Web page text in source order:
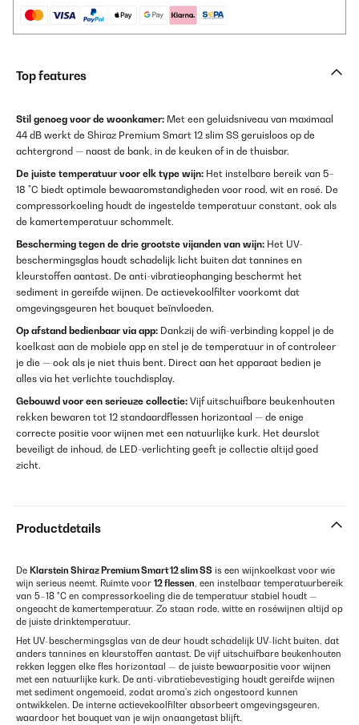
Top features
Stil genoeg voor de woonkamer: Met een geluidsniveau van maximaal
44 dB werkt de Shiraz Premium Smart 12 slim SS geruisloos op de
achtergrond — naast de bank, in de keuken of in de thuisbar.
De juiste temperatuur voor elk type wijn: Het instelbare bereik van 5–
18 °C biedt optimale bewaaromstandigheden voor rood, wit en rosé. De
compressorkoeling houdt de ingestelde temperatuur constant, ook als
de kamertemperatuur schommelt.
Bescherming tegen de drie grootste vijanden van wijn: Het UV-
beschermingsglas houdt schadelijk licht buiten dat tannines en
kleurstoffen aantast. De anti-vibratieophanging beschermt het
sediment in gereifde wijnen. De actievekoolfilter voorkomt dat
omgevingsgeuren het bouquet beïnvloeden.
Op afstand bedienbaar via app: Dankzij de wifi-verbinding koppel je de
koelkast aan de mobiele app en stel je de temperatuur in of controleer
je die — ook als je niet thuis bent. Direct aan het apparaat bedien je
alles via het verlichte touchdisplay.
Gebouwd voor een serieuze collectie: Vijf uitschuifbare beukenhouten
rekken bewaren tot 12 standaardflessen horizontaal — de enige
correcte positie voor wijnen met een natuurlijke kurk. Het deurslot
beveiligt de inhoud, de LED-verlichting geeft je collectie altijd goed
zicht.
Productdetails
De Klarstein Shiraz Premium Smart 12 slim SS is een wijnkoelkast voor wie
wijn serieus neemt. Ruimte voor 12 flessen, een instelbaar temperatuurbereik
van 5–18 °C en compressorkoeling die de temperatuur stabiel houdt —
ongeacht de kamertemperatuur. Zo staan rode, witte en roséwijnen altijd op
de juiste drinktemperatuur.
Het UV-beschermingsglas van de deur houdt schadelijk UV-licht buiten, dat
anders tannines en kleurstoffen aantast. De vijf uitschuifbare beukenhouten
rekken leggen elke fles horizontaal — de juiste bewaarpositie voor wijnen
met een natuurlijke kurk. De anti-vibratiebevestiging houdt gereifde wijnen
met sediment ongemoeid, zodat aroma's zich ongestoord kunnen
ontwikkelen. De interne actievekoolfilter absorbeert omgevingsgeuren,
waardoor het bouquet van je wijn onaangetast blijft.